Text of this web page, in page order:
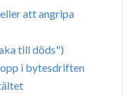
att angripa
till döds")
i bytesdriften